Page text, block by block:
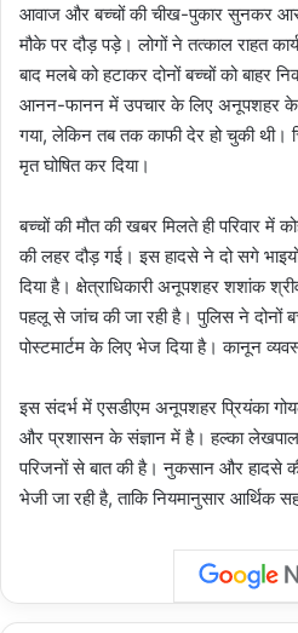
आवाज और बच्चों की चीख-पुकार सुनकर
मौके पर दौड़ पड़े। लोगों ने तत्काल राहत
बाद मलबे को हटाकर दोनों बच्चों को बाहर
आनन-फानन में उपचार के लिए अनूपशहर के
गया, लेकिन तब तक काफी देर हो चुकी थी।
मृत घोषित कर दिया।
बच्चों की मौत की खबर मिलते ही परिवार में
की लहर दौड़ गई। इस हादसे ने दो सगे
दिया है। क्षेत्राधिकारी अनूपशहर शशांक
पहलू से जांच की जा रही है। पुलिस ने दोनों
पोस्टमार्टम के लिए भेज दिया है। कानून
इस संदर्भ में एसडीएम अनूपशहर प्रियंका
और प्रशासन के संज्ञान में है। हल्का
परिजनों से बात की है। नुकसान और हादसे
भेजी जा रही है, ताकि नियमानुसार आर्थिक